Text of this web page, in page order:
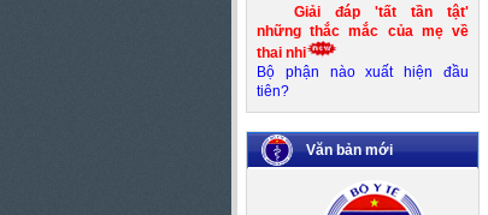
Giải đáp 'tất tần tật'
những thắc mắc của mẹ về
thai nhi
Bộ phận nào xuất hiện đầu
tiên?
Văn bản mới